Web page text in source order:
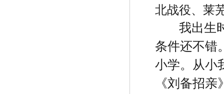
北战役、莱
我出生
条件还不错
小学。从小
《刘备招